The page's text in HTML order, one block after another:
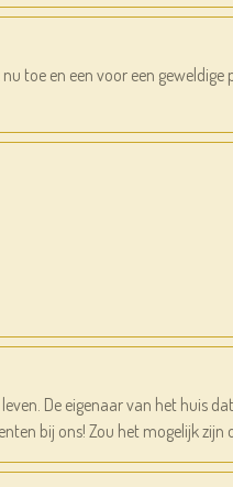
toe en een voor een geweldige
De eigenaar van het
bij ons! Zou het mogelijk